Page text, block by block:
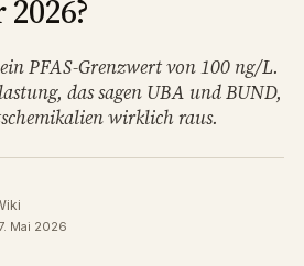
PFAS-Grenzwert von 100 ng/L.
das sagen UBA und BUND,
wirklich raus.
Mai 2026